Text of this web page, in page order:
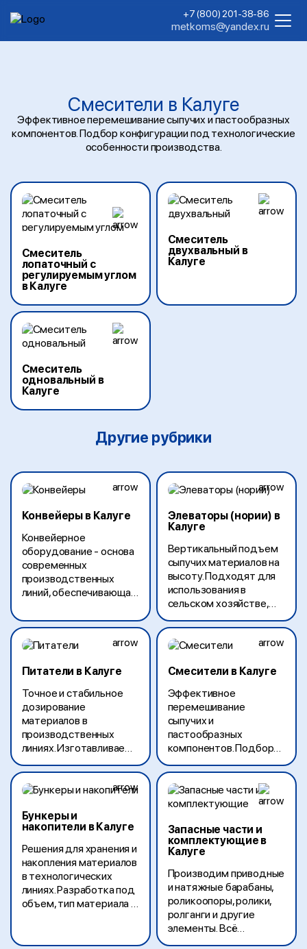
+7 (800) 201-38-86
metkoms@yandex.ru
Смесители в Калуге
Эффективное перемешивание сыпучих и пастообразных
компонентов. Подбор конфигурации под технологические
особенности производства.
Смеситель
лопаточный с
регулируемым углом
в Калуге
Смеситель
двухвальный в
Калуге
Смеситель
одновальный в
Калуге
Другие рубрики
Конвейеры в Калуге
Конвейерное
оборудование - основа
современных
производственных
линий, обеспечивающая
транспортировку
материалов и готовой
продукции.
Элеваторы (нории) в
Калуге
Вертикальный подъем
сыпучих материалов на
высоту. Подходят для
использования в
сельском хозяйстве,
пищевой, химической и
других отраслях.
Питатели в Калуге
Точное и стабильное
дозирование
материалов в
производственных
линиях. Изготавливаем
винтовые и ленточные
питатели для различных
отраслей и типов
Смесители в Калуге
Эффективное
перемешивание
сыпучих и
пастообразных
компонентов. Подбор
конфигурации под
технологические
особенности
производства.
Бункеры и
накопители в Калуге
Решения для хранения и
накопления материалов
в технологических
линиях. Разработка под
объем, тип материала и
Запасные части и
комплектующие в
Калуге
Производим приводные
и натяжные барабаны,
роликоопоры, ролики,
ролганги и другие
элементы. Всё
совместимо с